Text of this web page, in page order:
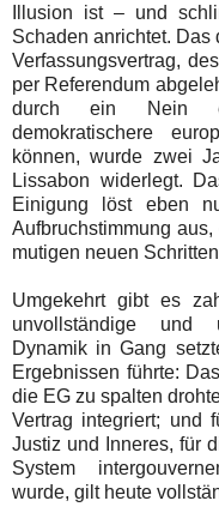
Illusion ist – und
Schaden anrichtet.
Verfassungsvertrag,
per Referendum
durch ein Nein
demokratischere
können, wurde zwei
Lissabon widerlegt.
Einigung löst eben
Aufbruchstimmung
mutigen neuen
Umgekehrt gibt es
unvollständige und
Dynamik in Gang
Ergebnissen führte:
die EG zu spalten
Vertrag integriert; und
Justiz und Inneres, für
System
wurde, gilt heute